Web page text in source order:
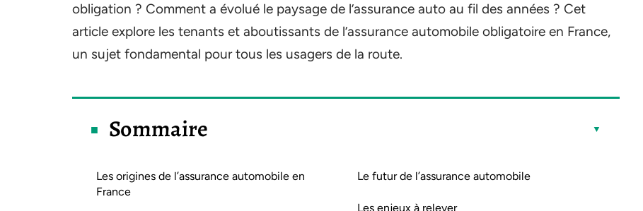
obligation ? Comment a évolué le paysage de l’assurance auto au fil des années ? Cet
article explore les tenants et aboutissants de l’assurance automobile obligatoire en France,
un sujet fondamental pour tous les usagers de la route.
Sommaire
Les origines de l’assurance automobile en
France
Le futur de l’assurance automobile
Les enjeux à relever